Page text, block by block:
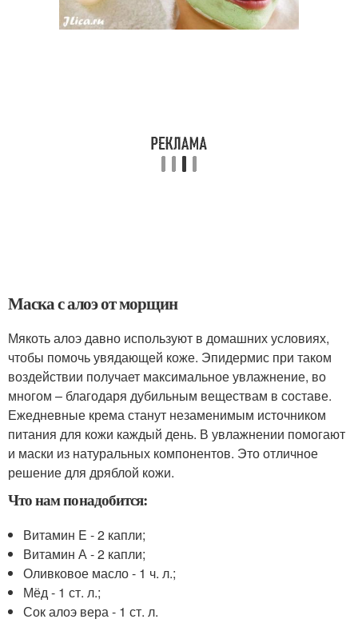
Маска с алоэ от морщин
Мякоть алоэ давно используют в домашних условиях,
чтобы помочь увядающей коже. Эпидермис при таком
воздействии получает максимальное увлажнение, во
многом – благодаря дубильным веществам в составе.
Ежедневные крема станут незаменимым источником
питания для кожи каждый день. В увлажнении помогают
и маски из натуральных компонентов. Это отличное
решение для дряблой кожи.
Что нам понадобится:
Витамин E - 2 капли;
Витамин А - 2 капли;
Оливковое масло - 1 ч. л.;
Мёд - 1 ст. л.;
Сок алоэ вера - 1 ст. л.